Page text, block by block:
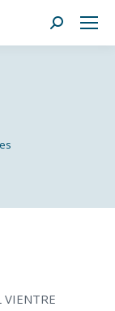
Buscar:
VIENTRE